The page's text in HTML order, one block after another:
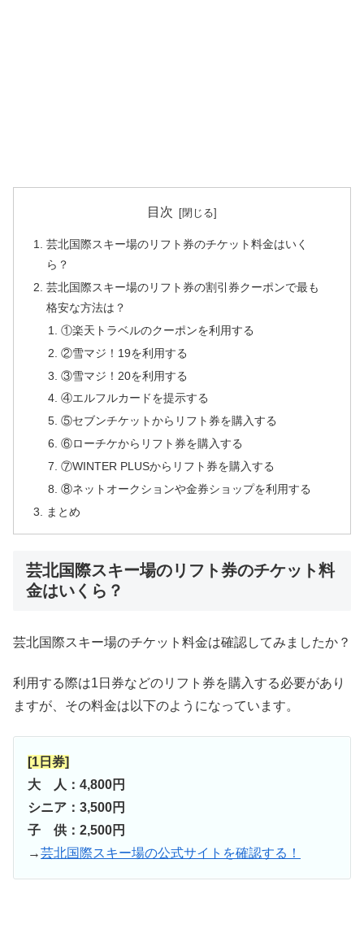
目次
芸北国際スキー場のリフト券のチケット料金はいく
ら？
芸北国際スキー場のリフト券の割引券クーポンで最も
格安な方法は？
①楽天トラベルのクーポンを利用する
②雪マジ！19を利用する
③雪マジ！20を利用する
④エルフルカードを提示する
⑤セブンチケットからリフト券を購入する
⑥ローチケからリフト券を購入する
⑦WINTER PLUSからリフト券を購入する
⑧ネットオークションや金券ショップを利用する
まとめ
芸北国際スキー場のリフト券のチケット料
金はいくら？
芸北国際スキー場のチケット料金は確認してみましたか？
利用する際は1日券などのリフト券を購入する必要があり
ますが、その料金は以下のようになっています。
[1日券]
大 人：4,800円
シニア：3,500円
子 供：2,500円
→芸北国際スキー場の公式サイトを確認する！